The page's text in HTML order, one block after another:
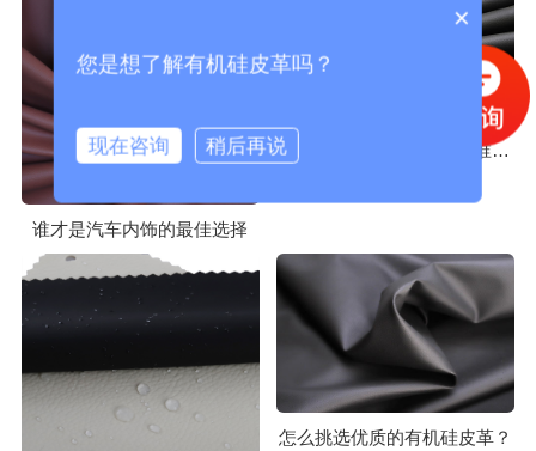
谁才是汽车内饰的最佳选择
真皮与有机硅皮革耐温性谁更胜一筹？
怎么挑选优质的有机硅皮革？
×
您是想了解有机硅皮革吗？
现在咨询 稍后再说